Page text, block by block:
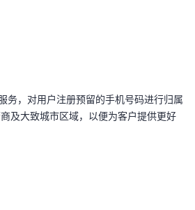
务，对用户注册预留的手机号码进行归属
及大致城市区域，以便为客户提供更好